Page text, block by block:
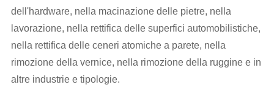
dell'hardware, nella macinazione delle pietre, nella
lavorazione, nella rettifica delle superfici automobilistiche,
nella rettifica delle ceneri atomiche a parete, nella
rimozione della vernice, nella rimozione della ruggine e in
altre industrie e tipologie.